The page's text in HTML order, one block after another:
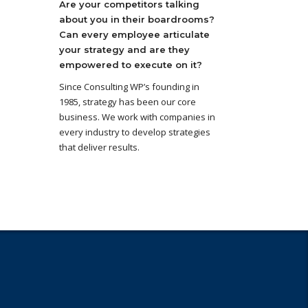
Are your competitors talking
about you in their boardrooms?
Can every employee articulate
your strategy and are they
empowered to execute on it?
Since Consulting WP’s founding in
1985, strategy has been our core
business. We work with companies in
every industry to develop strategies
that deliver results.